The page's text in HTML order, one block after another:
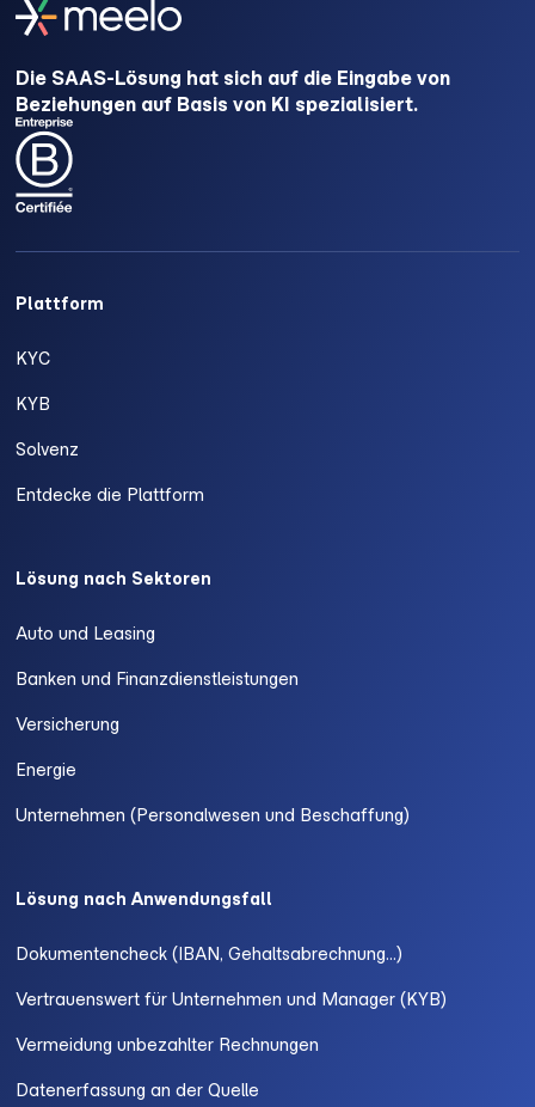
Die SAAS-Lösung hat sich auf die Eingabe von
Beziehungen auf Basis von KI spezialisiert.
Plattform
KYC
KYB
Solvenz
Entdecke die Plattform
Lösung nach Sektoren
Auto und Leasing
Banken und Finanzdienstleistungen
Versicherung
Energie
Unternehmen (Personalwesen und Beschaffung)
Lösung nach Anwendungsfall
Dokumentencheck (IBAN, Gehaltsabrechnung...)
Vertrauenswert für Unternehmen und Manager (KYB)
Vermeidung unbezahlter Rechnungen
Datenerfassung an der Quelle